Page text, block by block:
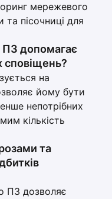
мережевого
та пісочниці для
ПЗ допомагає
сповіщень?
на
йому бути
непотрібних
кількість
та
ПЗ дозволяє